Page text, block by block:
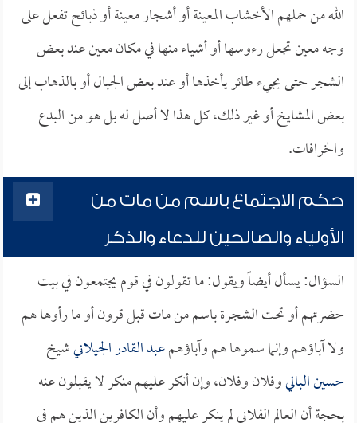
الله من حملهم الأخشاب المعينة أو أشجار معينة أو ذبائح تفعل على
وجه معين تجعل رءوسها أو أشياء منها في مكان معين عند بعض
الشجر حتى يجيء طائر يأخذها أو عند بعض الجبال أو بالذهاب إلى
بعض المشايخ أو غير ذلك، كل هذا لا أصل له بل هو من البدع
والخرافات.
حكم الاجتماع باسم من مات من
الأولياء والصالحين للدعاء والذكر
السؤال: يسأل أيضاً ويقول: ما تقولون في قوم يجتمعون في بيت
حضرتهم أو تحت الشجرة باسم من مات قبل قرون أو ما رأوها هم
ولا آباؤهم وإنما سموها هم وآباؤهمعبد القادر الجيلانيشيخ
حسين الباليوفلان وفلان، وإن أنكر عليهم منكر لا يقبلون عنه
بحجة أن العالم الفلاني لم ينكر عليهم وأن الكافرين الذين هم في